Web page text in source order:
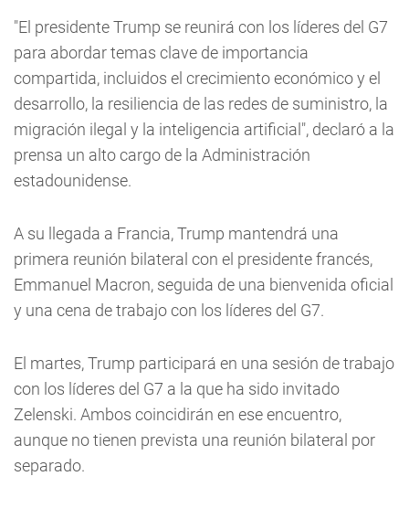
"El presidente Trump se reunirá con los líderes del G7
para abordar temas clave de importancia
compartida, incluidos el crecimiento económico y el
desarrollo, la resiliencia de las redes de suministro, la
migración ilegal y la inteligencia artificial", declaró a la
prensa un alto cargo de la Administración
estadounidense.
A su llegada a Francia, Trump mantendrá una
primera reunión bilateral con el presidente francés,
Emmanuel Macron, seguida de una bienvenida oficial
y una cena de trabajo con los líderes del G7.
El martes, Trump participará en una sesión de trabajo
con los líderes del G7 a la que ha sido invitado
Zelenski. Ambos coincidirán en ese encuentro,
aunque no tienen prevista una reunión bilateral por
separado.